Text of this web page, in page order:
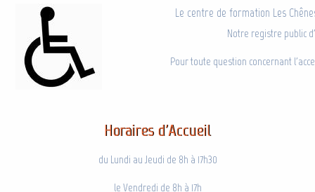
Le centre de formation Les
Notre registre public
Pour toute question concernant
Horaires d'Accueil
du Lundi au Jeudi de 8h à 17h30
le Vendredi de 8h à 17h